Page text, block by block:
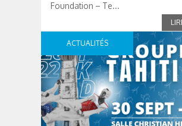
Foundation – Te...
ACTUALITÉS